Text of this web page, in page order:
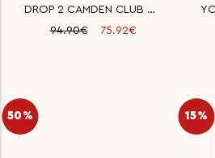
DROP 2 CAMDEN CLUB M CUPSOLE S
94.90€
75.92€
50% 15%